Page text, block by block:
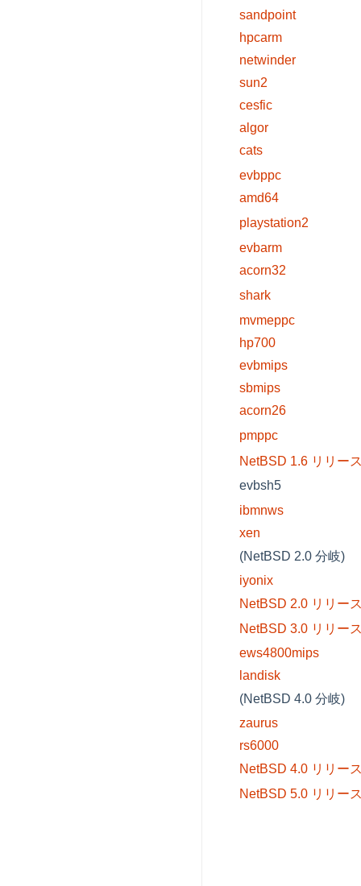
sandpoint
hpcarm
netwinder
sun2
cesfic
algor
cats
evbppc
amd64
playstation2
evbarm
acorn32
shark
mvmeppc
hp700
evbmips
sbmips
acorn26
pmppc
NetBSD 1.6 リリー
evbsh5
ibmnws
xen
(NetBSD 2.0 分岐)
iyonix
NetBSD 2.0 リリー
NetBSD 3.0 リリー
ews4800mips
landisk
(NetBSD 4.0 分岐)
zaurus
rs6000
NetBSD 4.0 リリー
NetBSD 5.0 リリー